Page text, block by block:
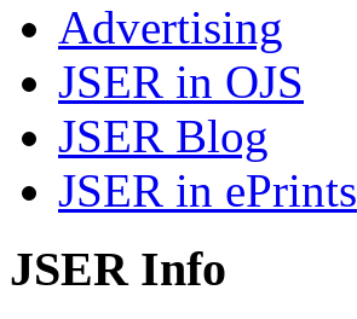
Advertising
JSER in OJS
JSER Blog
JSER in ePrints
JSER Info